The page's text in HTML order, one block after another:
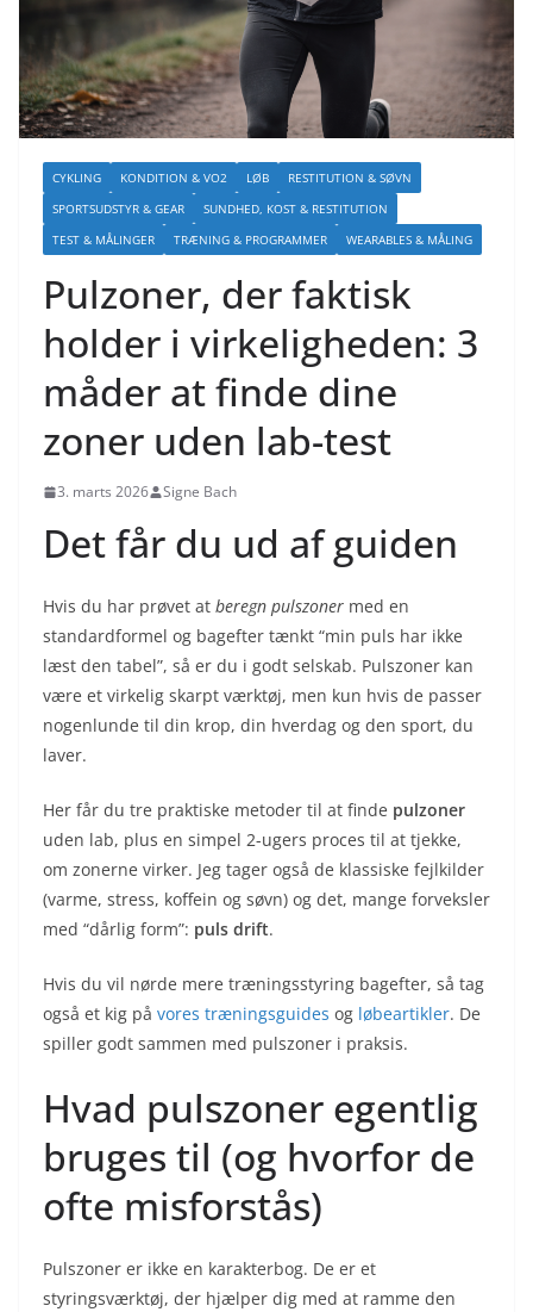
CYKLING KONDITION & VO2 LØB
RESTITUTION & SØVN
SPORTSUDSTYR & GEAR
SUNDHED, KOST & RESTITUTION
TEST & MÅLINGER
TRÆNING & PROGRAMMER WEARABLES & MÅLING
Pulzoner, der faktisk
holder i virkeligheden: 3
måder at finde dine
zoner uden lab-test
3. marts 2026 Signe Bach
Det får du ud af guiden
Hvis du har prøvet at beregn pulszoner med en
standardformel og bagefter tænkt “min puls har ikke
læst den tabel”, så er du i godt selskab. Pulszoner kan
være et virkelig skarpt værktøj, men kun hvis de passer
nogenlunde til din krop, din hverdag og den sport, du
laver.
Her får du tre praktiske metoder til at finde pulzoner
uden lab, plus en simpel 2-ugers proces til at tjekke,
om zonerne virker. Jeg tager også de klassiske fejlkilder
(varme, stress, koffein og søvn) og det, mange forveksler
med “dårlig form”: puls drift.
Hvis du vil nørde mere træningsstyring bagefter, så tag
også et kig på vores træningsguides og løbeartikler. De
spiller godt sammen med pulszoner i praksis.
Hvad pulszoner egentlig
bruges til (og hvorfor de
ofte misforstås)
Pulszoner er ikke en karakterbog. De er et
styringsværktøj, der hjælper dig med at ramme den